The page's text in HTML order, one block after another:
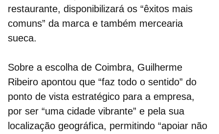
restaurante, disponibilizará os “êxitos mais
comuns” da marca e também mercearia
sueca.
Sobre a escolha de Coimbra, Guilherme
Ribeiro apontou que “faz todo o sentido” do
ponto de vista estratégico para a empresa,
por ser “uma cidade vibrante” e pela sua
localização geográfica, permitindo “apoiar não